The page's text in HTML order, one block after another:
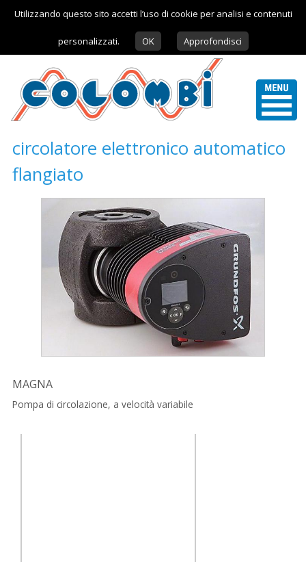
Utilizzando questo sito accetti l’uso di cookie per analisi e contenuti
personalizzati. OK Approfondisci
circolatore elettronico automatico
flangiato
MAGNA
Pompa di circolazione, a velocità variabile